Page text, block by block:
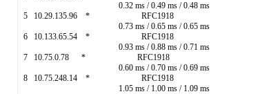
0.32 ms / 0.49 ms / 0.48 ms
5 10.29.135.96 * RFC1918
0.73 ms / 0.65 ms / 0.65 ms
6 10.133.65.54 * RFC1918
0.93 ms / 0.88 ms / 0.71 ms
7 10.75.0.78 * RFC1918
0.60 ms / 0.70 ms / 0.69 ms
8 10.75.248.14 * RFC1918
1.05 ms / 1.00 ms / 1.09 ms